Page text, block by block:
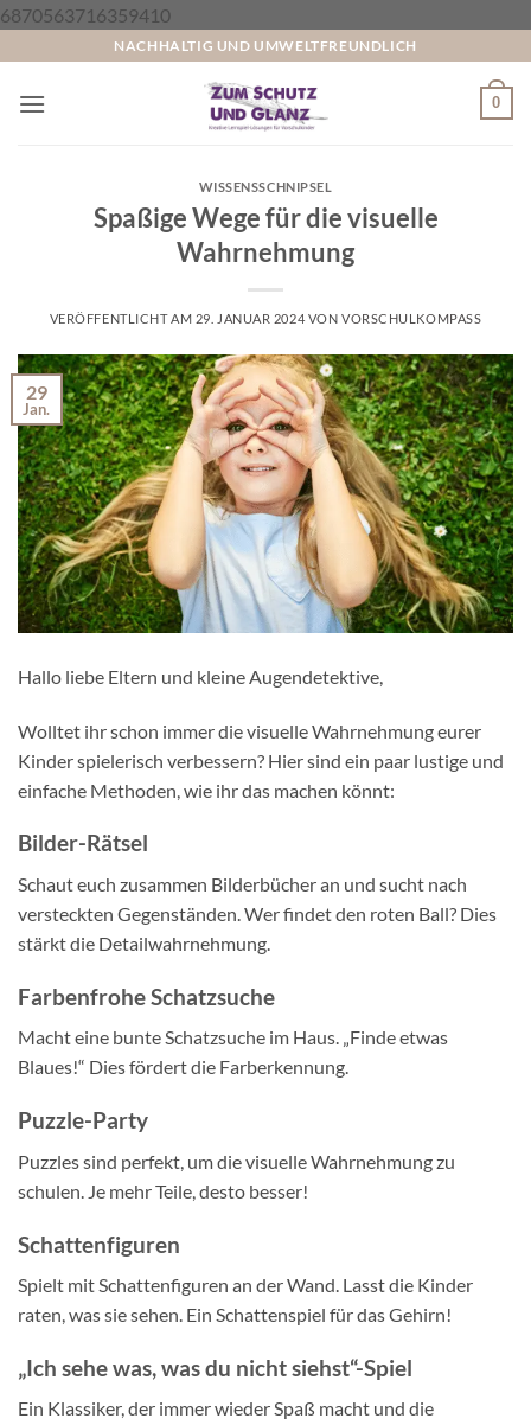
6870563716359410Zum
Inhalt
NACHHALTIG UND UMWELTFREUNDLICH
0
WISSENSSCHNIPSEL
Spaßige Wege für die visuelle
Wahrnehmung
VERÖFFENTLICHT AM 29. JANUAR 2024 VON VORSCHULKOMPASS
29
Jan.
Hallo liebe Eltern und kleine Augendetektive,
Wolltet ihr schon immer die visuelle Wahrnehmung eurer
Kinder spielerisch verbessern? Hier sind ein paar lustige und
einfache Methoden, wie ihr das machen könnt:
Bilder-Rätsel
Schaut euch zusammen Bilderbücher an und sucht nach
versteckten Gegenständen. Wer findet den roten Ball? Dies
stärkt die Detailwahrnehmung.
Farbenfrohe Schatzsuche
Macht eine bunte Schatzsuche im Haus. „Finde etwas
Blaues!“ Dies fördert die Farberkennung.
Puzzle-Party
Puzzles sind perfekt, um die visuelle Wahrnehmung zu
schulen. Je mehr Teile, desto besser!
Schattenfiguren
Spielt mit Schattenfiguren an der Wand. Lasst die Kinder
raten, was sie sehen. Ein Schattenspiel für das Gehirn!
„Ich sehe was, was du nicht siehst“-Spiel
Ein Klassiker, der immer wieder Spaß macht und die